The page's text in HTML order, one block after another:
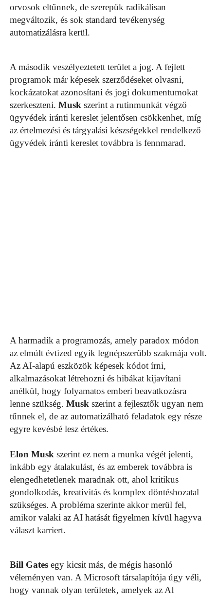
orvosok eltűnnek, de szerepük radikálisan
megváltozik, és sok standard tevékenység
automatizálásra kerül.
A második veszélyeztetett terület a jog. A fejlett
programok már képesek szerződéseket olvasni,
kockázatokat azonosítani és jogi dokumentumokat
szerkeszteni. Musk szerint a rutinmunkát végző
ügyvédek iránti kereslet jelentősen csökkenhet, míg
az értelmezési és tárgyalási készségekkel rendelkező
ügyvédek iránti kereslet továbbra is fennmarad.
A harmadik a programozás, amely paradox módon
az elmúlt évtized egyik legnépszerűbb szakmája volt.
Az AI-alapú eszközök képesek kódot írni,
alkalmazásokat létrehozni és hibákat kijavítani
anélkül, hogy folyamatos emberi beavatkozásra
lenne szükség. Musk szerint a fejlesztők ugyan nem
tűnnek el, de az automatizálható feladatok egy része
egyre kevésbé lesz értékes.
Elon Musk szerint ez nem a munka végét jelenti,
inkább egy átalakulást, és az emberek továbbra is
elengedhetetlenek maradnak ott, ahol kritikus
gondolkodás, kreativitás és komplex döntéshozatal
szükséges. A probléma szerinte akkor merül fel,
amikor valaki az AI hatását figyelmen kívül hagyva
választ karriert.
Bill Gates egy kicsit más, de mégis hasonló
véleményen van. A Microsoft társalapítója úgy véli,
hogy vannak olyan területek, amelyek az AI